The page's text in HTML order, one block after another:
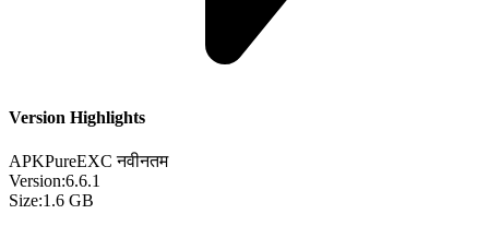
Version Highlights
APKPureEXC नवीनतम
Version:6.6.1
Size:1.6 GB